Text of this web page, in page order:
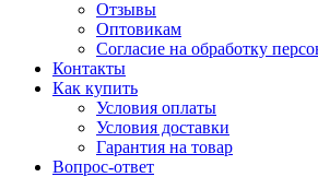
Отзывы
Оптовикам
Cогласие на обработку
Контакты
Как купить
Условия оплаты
Условия доставки
Гарантия на товар
Вопрос-ответ